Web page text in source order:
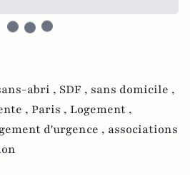
abri , SDF , sans domicile ,
, Paris , Logement ,
d'urgence , associations